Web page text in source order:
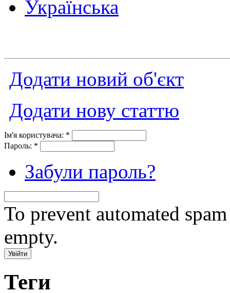
Додати новий об'єкт
Додати нову статтю
Ім'я користувача: *
Пароль: *
Забули пароль?
To prevent automated
empty.
Теги